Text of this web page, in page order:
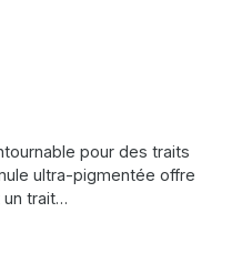
pour des traits
ultra-pigmentée offre
un trait…